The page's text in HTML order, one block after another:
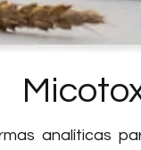
analíticas